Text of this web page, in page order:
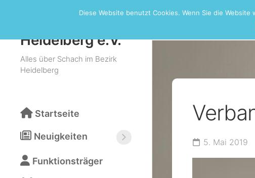
Heidelberg e.V.
Alles über Schach im Bezirk
Heidelberg
Startseite
Neuigkeiten
Funktionsträger
5. Mai 2019
Diese Website benutzt Cookies. Wenn Sie die